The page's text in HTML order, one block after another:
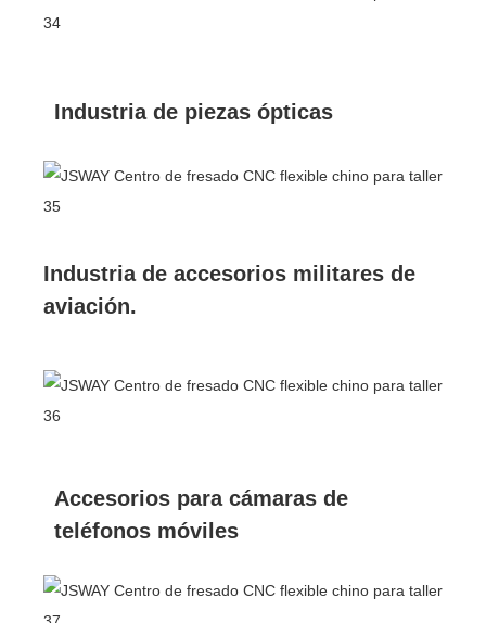
Industria de piezas ópticas
Industria de accesorios militares de
aviación.
Accesorios para cámaras de
teléfonos móviles